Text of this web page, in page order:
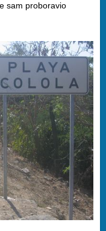
sam proboravio